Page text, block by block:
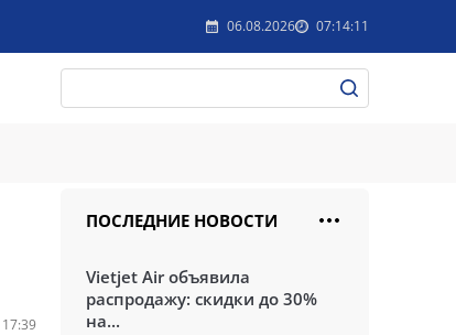
06.08.2026 07:14:11
17:39
ПОСЛЕДНИЕ НОВОСТИ
Vietjet Air объявила
распродажу: скидки до 30%
на...